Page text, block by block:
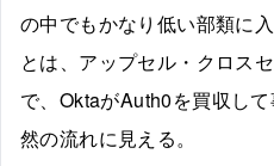
の中でもかなり低い部類に
とは、アップセル・クロス
で、OktaがAuth0を買収し
然の流れに見える。